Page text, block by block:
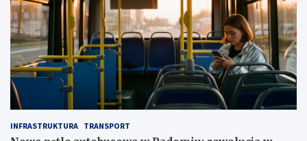
INFRASTRUKTURA TRANSPORT